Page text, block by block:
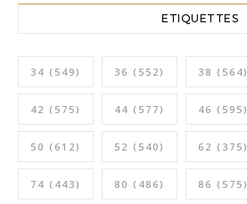
ETIQUETTES
34 (549) 36 (552) 38 (564)
42 (575) 44 (577) 46 (595)
50 (612) 52 (540) 62 (375)
74 (443) 80 (486) 86 (575)